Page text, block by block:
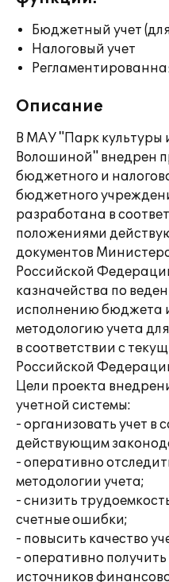
Бюджетный учет
Налоговый учет
Описание
В МАУ "Парк культуры
Волошиной" внедрен
бюджетного и
бюджетного
разработана в
положениями
документов
Российской
казначейства по
исполнению бюджета
методологию учета
в соответствии с
Российской
Цели проекта
учетной системы:
- организовать учет в
действующим
- оперативно
методологии учета;
- снизить
счетные ошибки;
- повысить качество
- оперативно
источников